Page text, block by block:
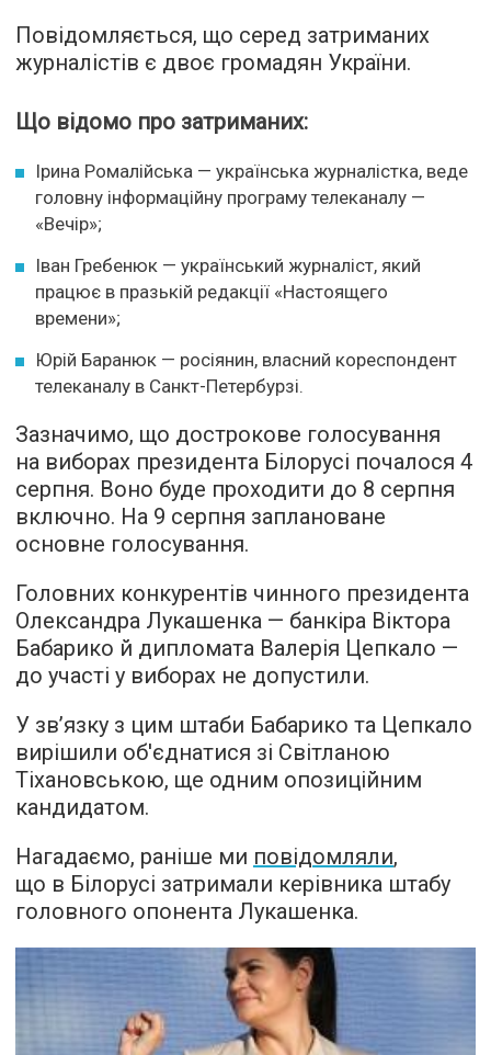
Повідомляється, що серед затриманих
журналістів є двоє громадян України.
Що відомо про затриманих:
Ірина Ромалійська — українська журналістка, веде
головну інформаційну програму телеканалу —
«Вечір»;
Іван Гребенюк — український журналіст, який
працює в празькій редакції «Настоящего
времени»;
Юрій Баранюк — росіянин, власний кореспондент
телеканалу в Санкт-Петербурзі.
Зазначимо, що дострокове голосування
на виборах президента Білорусі почалося 4
серпня. Воно буде проходити до 8 серпня
включно. На 9 серпня заплановане
основне голосування.
Головних конкурентів чинного президента
Олександра Лукашенка — банкіра Віктора
Бабарико й дипломата Валерія Цепкало —
до участі у виборах не допустили.
У зв’язку з цим штаби Бабарико та Цепкало
вирішили об'єднатися зі Світланою
Тіхановською, ще одним опозиційним
кандидатом.
Нагадаємо, раніше ми повідомляли,
що в Білорусі затримали керівника штабу
головного опонента Лукашенка.